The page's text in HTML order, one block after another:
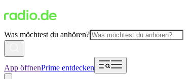
Was möchtest du anhören?
App öffnenPrime entdecken